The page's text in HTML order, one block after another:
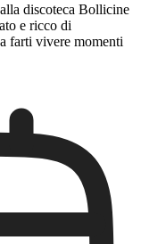
discoteca Bollicine
e ricco di
farti vivere momenti